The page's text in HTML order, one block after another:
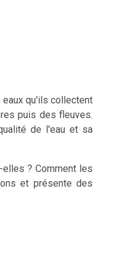
eaux qu'ils collectent
puis des fleuves.
de l'eau et sa
? Comment les
et présente des